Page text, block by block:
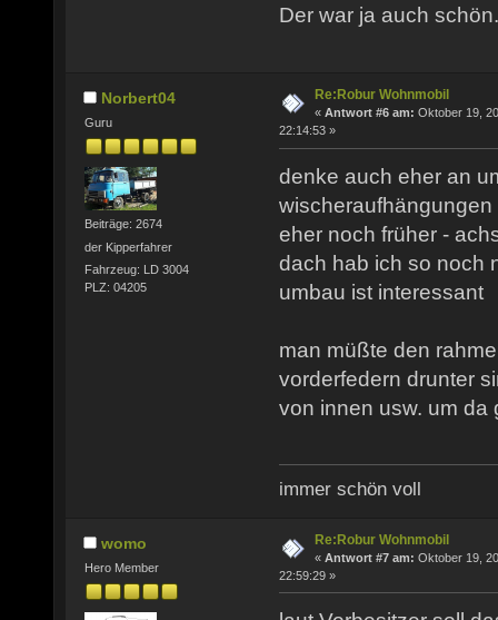
Der war ja auch
Norbert04
Guru
Beiträge: 2674
der Kipperfahrer
Fahrzeug: LD 3004
PLZ: 04205
Re:Robur Wohnmobil
« Antwort #6 am: Oktober 19,
22:14:53 »
denke auch eher an
eher noch früher -
dach hab ich so noch
umbau ist interessant
man müßte den
vorderfedern drunter
von innen usw. um
immer schön voll
womo
Hero Member
Re:Robur Wohnmobil
« Antwort #7 am: Oktober 19,
22:59:29 »